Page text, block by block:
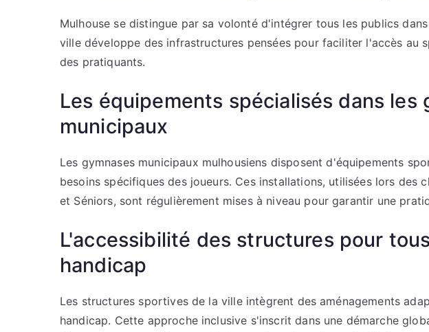
Mulhouse se distingue par sa volonté d'intégrer tous les publics
ville développe des infrastructures pensées pour faciliter l'accès au
des pratiquants.
Les équipements spécialisés dans les
municipaux
Les gymnases municipaux mulhousiens disposent d'équipements
besoins spécifiques des joueurs. Ces installations, utilisées lors des
et Séniors, sont régulièrement mises à niveau pour garantir une
L'accessibilité des structures pour
handicap
Les structures sportives de la ville intègrent des aménagements
handicap. Cette approche inclusive s'inscrit dans une démarche